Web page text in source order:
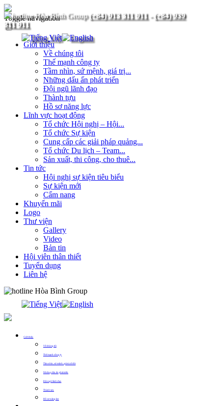
(+84) 913 311 911- (+84) 939
311 911
Toggle navigation
Giới thiệu
Về chúng tôi
Thế mạnh công ty
Tầm nhìn, sứ mệnh, giá trị...
Những dấu ấn phát triển
Đội ngũ lãnh đạo
Thành tựu
Hồ sơ năng lực
Lĩnh vực hoạt động
Tổ chức Hội nghị – Hội...
Tổ chức Sự kiện
Cung cấp các giải pháp quảng...
Tổ chức Du lịch – Team...
Sản xuất, thi công, cho thuê...
Tin tức
Hội nghị sự kiện tiêu biểu
Sự kiện mới
Cẩm nang
Khuyến mãi
Logo
Thư viện
Gallery
Video
Bản tin
Hội viên thân thiết
Tuyển dụng
Liên hệ
Giới thiệu
Về chúng tôi
Thế mạnh công ty
Tầm nhìn, sứ mệnh, giá trị cốt lõi
Những dấu ấn phát triển
Đội ngũ lãnh đạo
Thành tựu
Hồ sơ năng lực